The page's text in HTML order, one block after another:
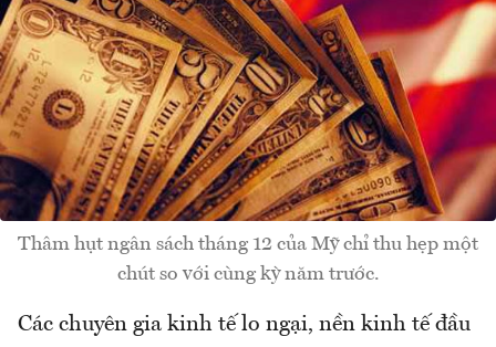
Thâm hụt ngân sách tháng 12 của Mỹ chỉ thu hẹp một
chút so với cùng kỳ năm trước.
Các chuyên gia kinh tế lo ngại, nền kinh tế đầu